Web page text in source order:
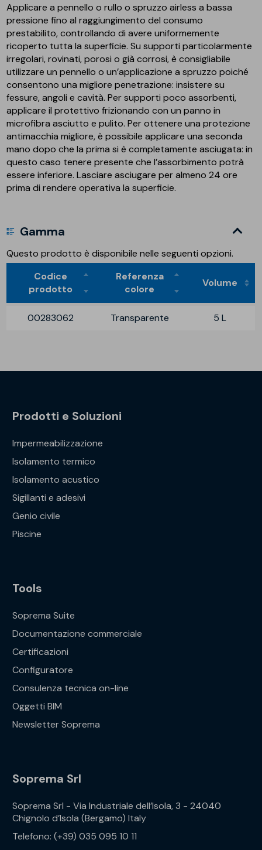
Applicare a pennello o rullo o spruzzo airless a bassa
pressione fino al raggiungimento del consumo
prestabilito, controllando di avere uniformemente
ricoperto tutta la superficie. Su supporti particolarmente
irregolari, rovinati, porosi o già corrosi, è consigliabile
utilizzare un pennello o un’applicazione a spruzzo poiché
consentono una migliore penetrazione: insistere su
fessure, angoli e cavità. Per supporti poco assorbenti,
applicare il protettivo frizionando con un panno in
microfibra asciutto e pulito. Per ottenere una protezione
antimacchia migliore, è possibile applicare una seconda
mano dopo che la prima si è completamente asciugata: in
questo caso tenere presente che l’assorbimento potrà
essere inferiore. Lasciare asciugare per almeno 24 ore
prima di rendere operativa la superficie.
Gamma
Questo prodotto è disponibile nelle seguenti opzioni.
Codice
prodotto
Referenza
colore
Volume
00283062 Transparente 5 L
Prodotti e Soluzioni
Impermeabilizzazione
Isolamento termico
Isolamento acustico
Sigillanti e adesivi
Genio civile
Piscine
Tools
Soprema Suite
Documentazione commerciale
Certificazioni
Configuratore
Consulenza tecnica on-line
Oggetti BIM
Newsletter Soprema
Soprema Srl
Soprema Srl - Via Industriale dell’Isola, 3 - 24040
Chignolo d’Isola (Bergamo) Italy
Telefono: (+39) 035 095 10 11